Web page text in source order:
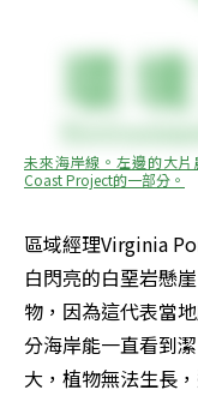
未來海岸線。左邊的大片
Coast Project的一部分。
區域經理Virginia
白閃亮的白堊岩懸
物，因為這代表當
分海岸能一直看到
大，植物無法生長